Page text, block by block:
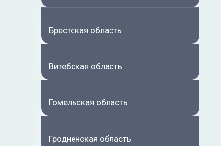
Брестская область
Витебская область
Гомельская область
Гродненская область